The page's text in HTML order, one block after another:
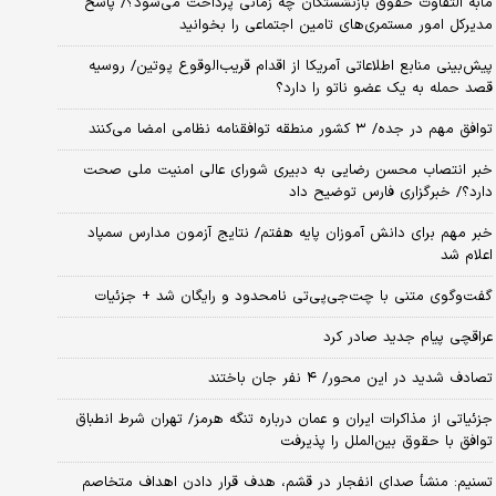
مدیرکل امور مستمری‌های تامین اجتماعی را بخوانید
پیش‌بینی منابع اطلاعاتی آمریکا از اقدام قریب‌الوقوع پوتین/ روسیه
قصد حمله به یک عضو ناتو را دارد؟
توافق مهم در جده/ ۳ کشور منطقه توافقنامه نظامی امضا می‌کنند
خبر انتصاب محسن رضایی به دبیری شورای عالی امنیت ملی صحت
دارد؟/ خبرگزاری فارس توضیح داد
خبر مهم برای دانش آموزان پایه هفتم/ نتایج آزمون مدارس سمپاد
اعلام شد
گفت‌وگوی متنی با چت‌جی‌پی‌تی نامحدود و رایگان شد + جزئیات
عراقچی پیام جدید صادر کرد
تصادف شدید در این محور/ ۴ نفر جان باختند
جزئیاتی از مذاکرات ایران و عمان درباره تنگه هرمز/ تهران شرط انطباق
توافق با حقوق بین‌الملل را پذیرفت
تسنیم: منشأ صدای انفجار در قشم، هدف قرار دادن اهداف متخاصم